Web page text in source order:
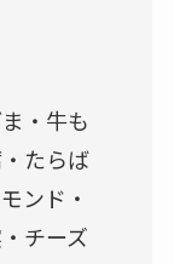
・牛も
たらば
ンド・
チーズ